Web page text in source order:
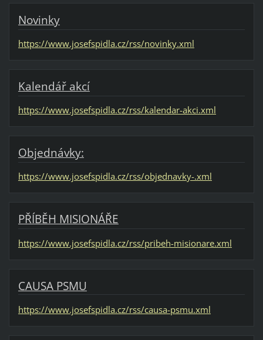
Novinky
https://www.josefspidla.cz/rss/novinky.xml
Kalendář akcí
https://www.josefspidla.cz/rss/kalendar-akci.xml
Objednávky:
https://www.josefspidla.cz/rss/objednavky-.xml
PŘÍBĚH MISIONÁŘE
https://www.josefspidla.cz/rss/pribeh-misionare.xml
CAUSA PSMU
https://www.josefspidla.cz/rss/causa-psmu.xml